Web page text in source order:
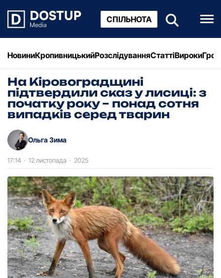
СПІЛЬНОТА
НовиниКропивницькийРозслідуванняСтаттіВироки
На Кіровоградщині
підтвердили сказ у лисиці: з
початку року – понад сотня
випадків серед тварин
Ольга Зима
17:14 · 12 листопада · 2025